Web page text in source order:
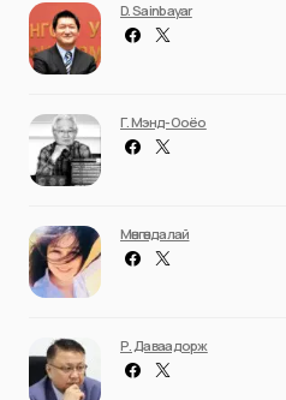
D. Sainbayar
Г. Мэнд-Ооёо
Мөнгөндалай
Р. Даваадорж